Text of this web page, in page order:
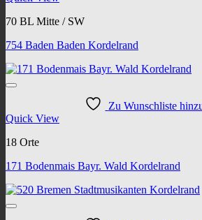
70 BL Mitte / SW
754 Baden Baden Kordelrand
Zu Wunschliste
Quick View
18 Orte
171 Bodenmais Bayr. Wald Kordelrand